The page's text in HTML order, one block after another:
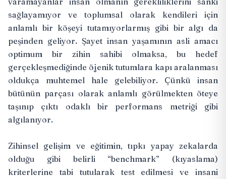
sağlayamıyor ve toplumsal olarak kendileri için
anlamlı bir köşeyi tutamıyorlarmış gibi bir algı da
peşinden geliyor. Şayet insan yaşamının asli amacı
optimum bir zihin sahibi olmaksa, bu hedef
gerçekleşmediğinde öjenik tutumlara kapı aralanması
oldukça muhtemel hale gelebiliyor. Çünkü insan
bütünün parçası olarak anlamlı görülmekten öteye
taşınıp çıktı odaklı bir performans metriği gibi
algılanıyor.
Zihinsel gelişim ve eğitimin, tıpkı yapay zekalarda
olduğu gibi belirli “benchmark” (kıyaslama)
kriterlerine tabi tutularak test edilmesi ve insani